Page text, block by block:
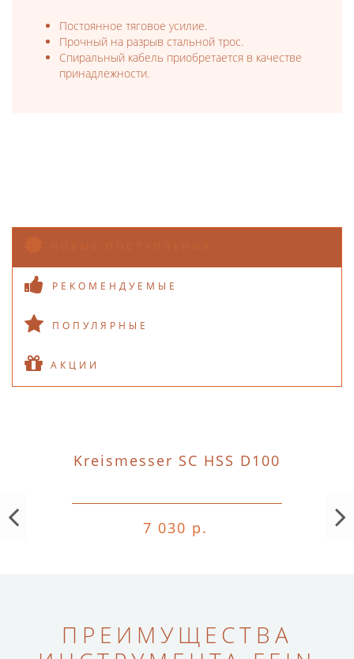
Постоянное тяговое усилие.
Прочный на разрыв стальной трос.
Спиральный кабель приобретается в качестве
принадлежности.
РЕКОМЕНДУЕМЫЕ
ПОПУЛЯРНЫЕ
АКЦИИ
Kreismesser SC HSS D100
7 030 р.
ПРЕИМУЩЕСТВА